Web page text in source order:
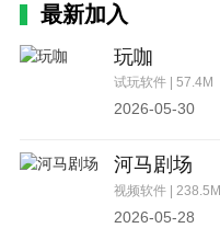
最新加入
玩咖
试玩软件 | 57.4M
2026-05-30
河马剧场
视频软件 | 238.5M
2026-05-28